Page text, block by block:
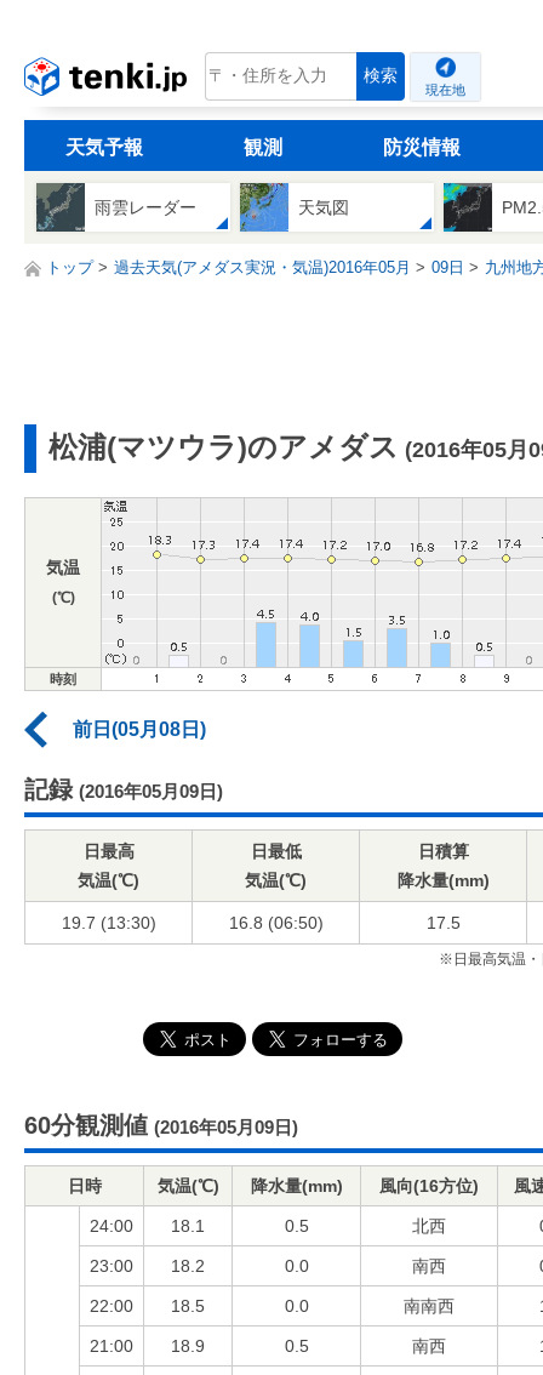
tenki.jp 検索
現在地
天気予報 観測 防災情報
雨雲レーダー 天気図
トップ 過去天気(アメダス実況・気温)2016年05月 09日 九州地
松浦(マツウラ)のアメダス (2016年05月
気温
(℃)
時刻
前日(05月08日)
記録 (2016年05月09日)
日最高
気温(℃)
日最低
気温(℃)
日積算
降水量(mm)
19.7 (13:30) 16.8 (06:50) 17.5
※日最高気温・
60分観測値 (2016年05月09日)
日時 気温(℃) 降水量(mm) 風向(16方位) 風
24:00 18.1 0.5 北西
23:00 18.2 0.0 南西
22:00 18.5 0.0 南南西
21:00 18.9 0.5 南西